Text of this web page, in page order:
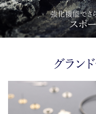
強化機能でさ
スポ
グラン